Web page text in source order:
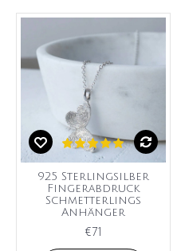
925 Sterlingsilber
Fingerabdruck
Schmetterlings
Anhänger
€71